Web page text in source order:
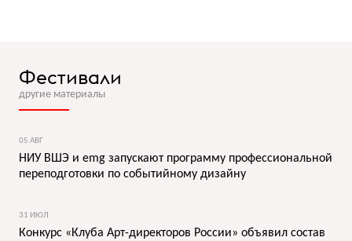
Фестивали
другие материалы
05 АВГ
НИУ ВШЭ и emg запускают программу профессиональной
переподготовки по событийному дизайну
31 ИЮЛ
Конкурс «Клуба Арт-директоров России» объявил состав